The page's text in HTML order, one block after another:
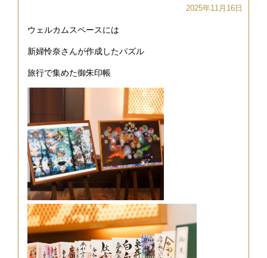
2025年11月16日
ウェルカムスペースには
新婦怜奈さんが作成したパズル
旅行で集めた御朱印帳